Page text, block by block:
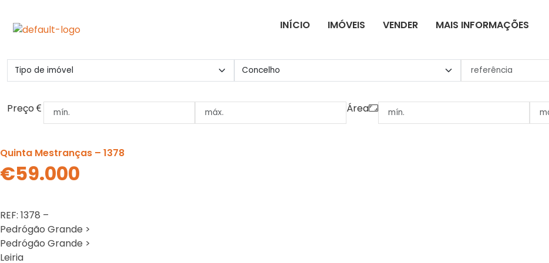
INÍCIO IMÓVEIS VENDER MAIS INFORMAÇÕES
Preço Área
Quinta Mestranças – 1378
€59.000
REF: 1378 –
Pedrógão Grande >
Pedrógão Grande >
Leiria